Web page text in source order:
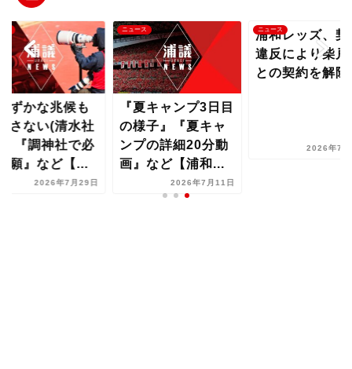
ずかな兆候も
さない(清水社
『調神社で必
願』など【...
2026年7月29日
ニュース
『夏キャンプ3日目
の様子』『夏キャ
ンプの詳細20分動
画』など【浦和...
2026年7月11日
ニュース
浦和レッズ、契
違反により柴戸
との契約を解除
2026年7